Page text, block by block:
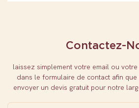
Contactez-
laissez simplement votre email ou
dans le formulaire de contact afin que
envoyer un devis gratuit pour notre